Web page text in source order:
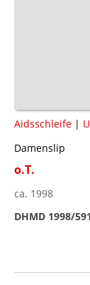
Aidsschleife |
Damenslip
o.T.
ca. 1998
DHMD 1998/